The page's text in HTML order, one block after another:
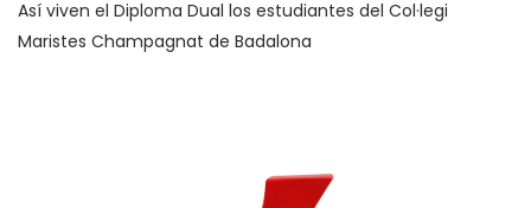
Así viven el Diploma Dual los estudiantes del Col·legi
Maristes Champagnat de Badalona